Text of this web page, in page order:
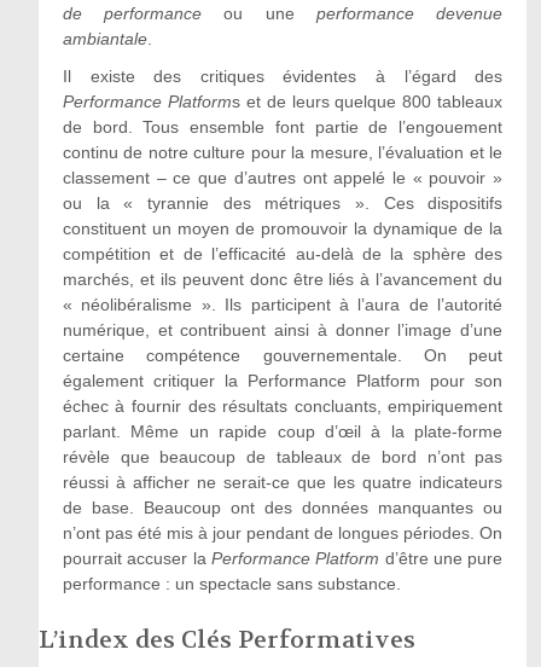
de performance ou une performance devenue
ambiantale.
Il existe des critiques évidentes à l’égard des
Performance Platforms et de leurs quelque 800 tableaux
de bord. Tous ensemble font partie de l’engouement
continu de notre culture pour la mesure, l’évaluation et le
classement – ce que d’autres ont appelé le « pouvoir »
ou la « tyrannie des métriques ». Ces dispositifs
constituent un moyen de promouvoir la dynamique de la
compétition et de l’efficacité au-delà de la sphère des
marchés, et ils peuvent donc être liés à l’avancement du
« néolibéralisme ». Ils participent à l’aura de l’autorité
numérique, et contribuent ainsi à donner l’image d’une
certaine compétence gouvernementale. On peut
également critiquer la Performance Platform pour son
échec à fournir des résultats concluants, empiriquement
parlant. Même un rapide coup d’œil à la plate-forme
révèle que beaucoup de tableaux de bord n’ont pas
réussi à afficher ne serait-ce que les quatre indicateurs
de base. Beaucoup ont des données manquantes ou
n’ont pas été mis à jour pendant de longues périodes. On
pourrait accuser la Performance Platform d’être une pure
performance : un spectacle sans substance.
L’index des Clés Performatives